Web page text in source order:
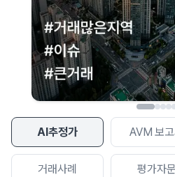
AI추정가 AVM 보고
거래사례 평가자문